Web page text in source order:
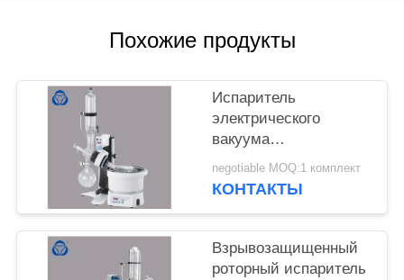
Похожие продукты
Испаритель
электрического
вакуума
промышленный
роторный с двойными
negotiable MOQ:1 комплект
КОНТАКТЫ
Взрывозащищенный
роторный испаритель